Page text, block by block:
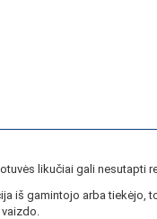
likučiai gali nesutapti
iš gamintojo arba tiekėjo,